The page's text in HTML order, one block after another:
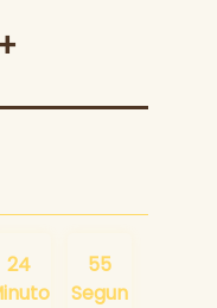
24 54